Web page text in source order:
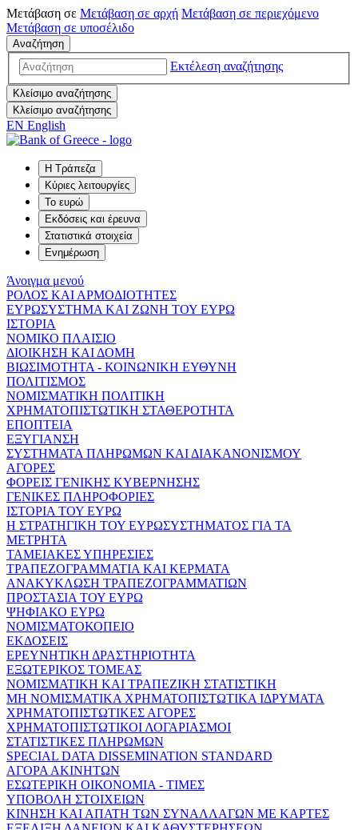
Μετάβαση σε Μετάβαση σε αρχή Μετάβαση σε περιεχόμενο
Μετάβαση σε υποσέλιδο
Αναζήτηση
Εκτέλεση αναζήτησης
Κλείσιμο αναζήτησης
Κλείσιμο αναζήτησης
EN English
Η Τράπεζα
Κύριες λειτουργίες
Το ευρώ
Εκδόσεις και έρευνα
Στατιστικά στοιχεία
Ενημέρωση
Άνοιγμα μενού
ΡΟΛΟΣ ΚΑΙ ΑΡΜΟΔΙΟΤΗΤΕΣ
ΕΥΡΩΣΥΣΤΗΜΑ ΚΑΙ ΖΩΝΗ ΤΟΥ ΕΥΡΩ
ΙΣΤΟΡΙΑ
ΝΟΜΙΚΟ ΠΛΑΙΣΙΟ
ΔΙΟΙΚΗΣΗ ΚΑΙ ΔΟΜΗ
ΒΙΩΣΙΜΟΤΗΤΑ - ΚΟΙΝΩΝΙΚΗ ΕΥΘΥΝΗ
ΠΟΛΙΤΙΣΜΟΣ
ΝΟΜΙΣΜΑΤΙΚΗ ΠΟΛΙΤΙΚΗ
ΧΡΗΜΑΤΟΠΙΣΤΩΤΙΚΗ ΣΤΑΘΕΡΟΤΗΤΑ
ΕΠΟΠΤΕΙΑ
ΕΞΥΓΙΑΝΣΗ
ΣΥΣΤΗΜΑΤΑ ΠΛΗΡΩΜΩΝ ΚΑΙ ΔΙΑΚΑΝΟΝΙΣΜΟΥ
ΑΓΟΡΕΣ
ΦΟΡΕΙΣ ΓΕΝΙΚΗΣ ΚΥΒΕΡΝΗΣΗΣ
ΓΕΝΙΚΕΣ ΠΛΗΡΟΦΟΡΙΕΣ
ΙΣΤΟΡΙΑ ΤΟΥ ΕΥΡΩ
Η ΣΤΡΑΤΗΓΙΚΗ ΤΟΥ ΕΥΡΩΣΥΣΤΗΜΑΤΟΣ ΓΙΑ ΤΑ
ΜΕΤΡΗΤΑ
ΤΑΜΕΙΑΚΕΣ ΥΠΗΡΕΣΙΕΣ
ΤΡΑΠΕΖΟΓΡΑΜΜΑΤΙΑ ΚΑΙ ΚΕΡΜΑΤΑ
ΑΝΑΚΥΚΛΩΣΗ ΤΡΑΠΕΖΟΓΡΑΜΜΑΤΙΩΝ
ΠΡΟΣΤΑΣΙΑ ΤΟΥ ΕΥΡΩ
ΨΗΦΙΑΚΟ ΕΥΡΩ
ΝΟΜΙΣΜΑΤΟΚΟΠΕΙΟ
ΕΚΔΟΣΕΙΣ
ΕΡΕΥΝΗΤΙΚΗ ΔΡΑΣΤΗΡΙΟΤΗΤΑ
ΕΞΩΤΕΡΙΚΟΣ ΤΟΜΕΑΣ
ΝΟΜΙΣΜΑΤΙΚΗ ΚΑΙ ΤΡΑΠΕΖΙΚΗ ΣΤΑΤΙΣΤΙΚΗ
ΜΗ ΝΟΜΙΣΜΑΤΙΚΑ ΧΡΗΜΑΤΟΠΙΣΤΩΤΙΚΑ ΙΔΡΥΜΑΤΑ
ΧΡΗΜΑΤΟΠΙΣΤΩΤΙΚΕΣ ΑΓΟΡΕΣ
ΧΡΗΜΑΤΟΠΙΣΤΩΤΙΚΟΙ ΛΟΓΑΡΙΑΣΜΟΙ
ΣΤΑΤΙΣΤΙΚΕΣ ΠΛΗΡΩΜΩΝ
SPECIAL DATA DISSEMINATION STANDARD
ΑΓΟΡΑ ΑΚΙΝΗΤΩΝ
ΕΣΩΤΕΡΙΚΗ ΟΙΚΟΝΟΜΙΑ - ΤΙΜΕΣ
ΥΠΟΒΟΛΗ ΣΤΟΙΧΕΙΩΝ
ΚΙΝΗΣΗ ΚΑΙ ΑΠΑΤΗ ΤΩΝ ΣΥΝΑΛΛΑΓΩΝ ΜΕ ΚΑΡΤΕΣ